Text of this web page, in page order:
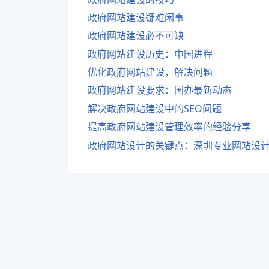
政府网站建设疑难闲事
政府网站建设必不可缺
政府网站建设历史：中国进程
优化政府网站建设，解决问题
政府网站建设要求：国办最新动态
解决政府网站建设中的SEO问题
提高政府网站建设管理效率的经验分享
政府网站设计的关键点：深圳专业网站设